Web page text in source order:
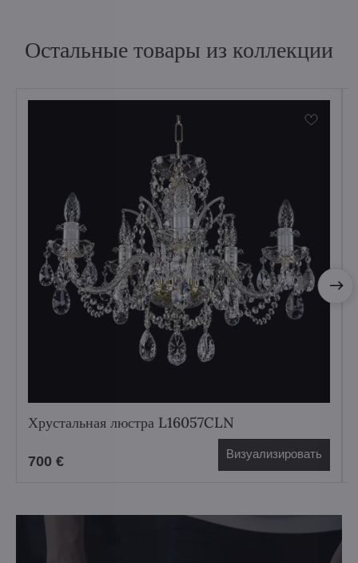
Остальные товары из коллекции
Хрустальная люстра L16057CLN
700 € Визуализировать